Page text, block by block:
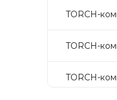
TORCH-
TORCH-
TORCH-